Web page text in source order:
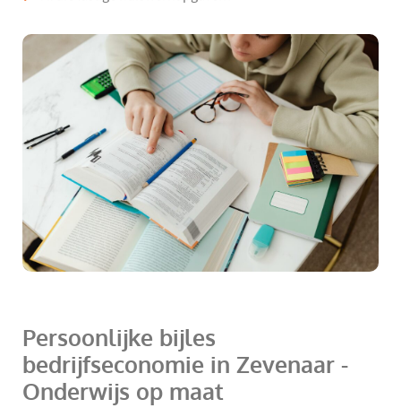
Persoonlijke bijles
bedrijfseconomie in Zevenaar -
Onderwijs op maat